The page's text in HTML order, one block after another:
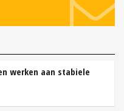
werken aan stabiele